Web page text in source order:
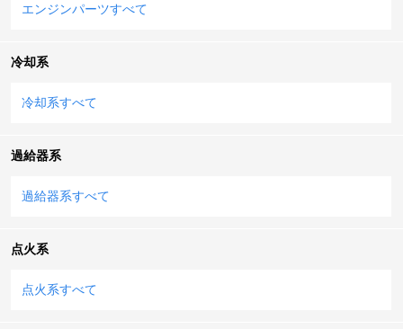
エンジンパーツすべて
冷却系
冷却系すべて
過給器系
過給器系すべて
点火系
点火系すべて